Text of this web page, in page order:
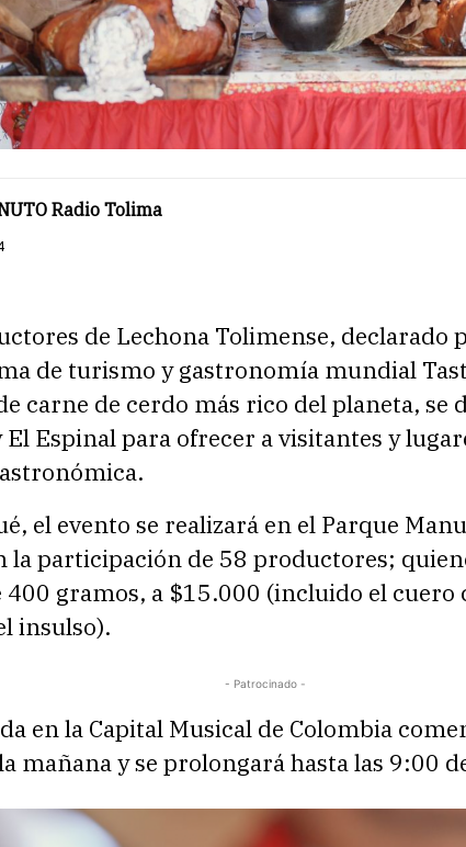
Radio Tolima
de Lechona Tolimense, declarado
de turismo y gastronomía mundial
carne de cerdo más rico del planeta, se
El Espinal para ofrecer a visitantes y
el evento se realizará en el Parque
la participación de 58 productores;
400 gramos, a $15.000 (incluido el cuero
insulso).
- Patrocinado -
en la Capital Musical de Colombia
mañana y se prolongará hasta las 9:00